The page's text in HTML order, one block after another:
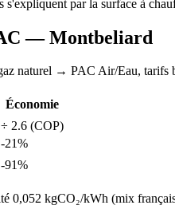
s'expliquent par la surface à
—Montbeliard
naturel → PAC Air/Eau, tarifs
Économie
÷ 2.6 (COP)
-21%
-91%
0,052 kgCO₂/kWh (mix